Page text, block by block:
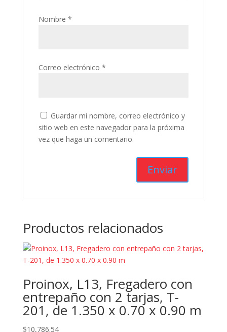
Nombre *
Correo electrónico *
Guardar mi nombre, correo electrónico y
sitio web en este navegador para la próxima
vez que haga un comentario.
Productos relacionados
Proinox, L13, Fregadero con
entrepaño con 2 tarjas, T-
201, de 1.350 x 0.70 x 0.90 m
$10,786.54